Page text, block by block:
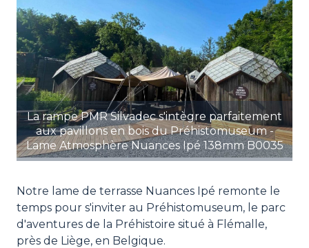
La rampe PMR Silvadec s'intègre parfaitement
aux pavillons en bois du Préhistomuseum -
Lame Atmosphère Nuances Ipé 138mm B0035
Notre lame de terrasse Nuances Ipé remonte le
temps pour s'inviter au Préhistomuseum, le parc
d'aventures de la Préhistoire situé à Flémalle,
près de Liège, en Belgique.